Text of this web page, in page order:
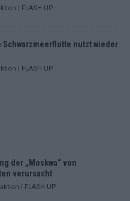
| FLASH UP
Schwarzmeerflotte nutzt wieder
| FLASH UP
der „Moskwa“ von
verursacht
| FLASH UP